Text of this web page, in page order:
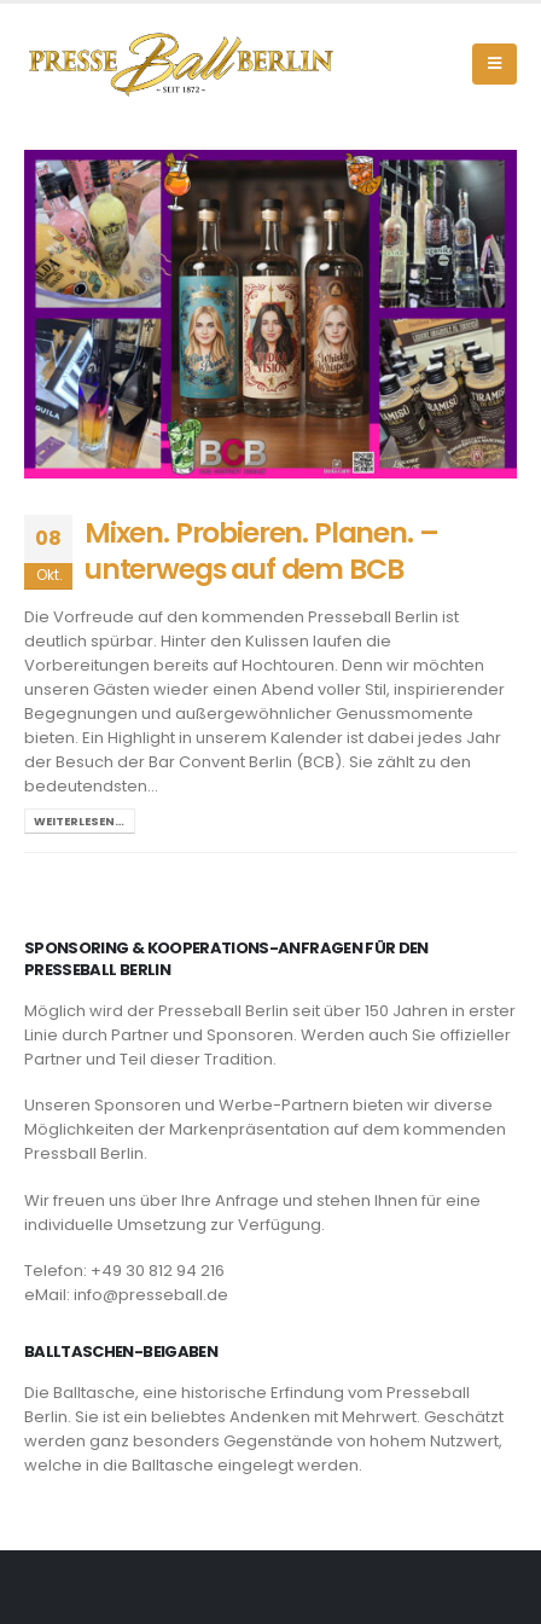
08
Okt.
Mixen. Probieren. Planen. –
unterwegs auf dem BCB
Die Vorfreude auf den kommenden Presseball Berlin ist
deutlich spürbar. Hinter den Kulissen laufen die
Vorbereitungen bereits auf Hochtouren. Denn wir möchten
unseren Gästen wieder einen Abend voller Stil, inspirierender
Begegnungen und außergewöhnlicher Genussmomente
bieten. Ein Highlight in unserem Kalender ist dabei jedes Jahr
der Besuch der Bar Convent Berlin (BCB). Sie zählt zu den
bedeutendsten...
WEITERLESEN…
SPONSORING & KOOPERATIONS-ANFRAGEN FÜR DEN
PRESSEBALL BERLIN
Möglich wird der Presseball Berlin seit über 150 Jahren in erster
Linie durch Partner und Sponsoren. Werden auch Sie offizieller
Partner und Teil dieser Tradition.
Unseren Sponsoren und Werbe-Partnern bieten wir diverse
Möglichkeiten der Markenpräsentation auf dem kommenden
Pressball Berlin.
Wir freuen uns über Ihre Anfrage und stehen Ihnen für eine
individuelle Umsetzung zur Verfügung.
Telefon: +49 30 812 94 216
eMail: info@presseball.de
BALLTASCHEN-BEIGABEN
Die Balltasche, eine historische Erfindung vom Presseball
Berlin. Sie ist ein beliebtes Andenken mit Mehrwert. Geschätzt
werden ganz besonders Gegenstände von hohem Nutzwert,
welche in die Balltasche eingelegt werden.